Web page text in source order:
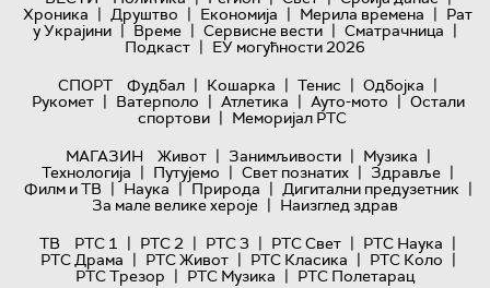
Хроника | Друштво | Економија | Мерила времена | Рат
у Украјини | Време | Сервисне вести | Сматрачница |
Подкаст | ЕУ могућности 2026
СПОРТ
Фудбал | Кошарка | Тенис | Одбојка |
Рукомет | Ватерполо | Атлетика | Ауто-мото | Остали
спортови | Меморијал РТС
МАГАЗИН
Живот | Занимљивости | Музика |
Технологијa | Путујемо | Свет познатих | Здравље |
Филм и ТВ | Наука | Природа | Дигитални предузетник |
За мале велике хероје | Наизглед здрав
ТВ
РТС 1 | РТС 2 | РТС 3 | РТС Свет | РТС Наука |
РТС Драма | РТС Живот | РТС Класика | РТС Коло |
РТС Трезор | РТС Музика | РТС Полетарац